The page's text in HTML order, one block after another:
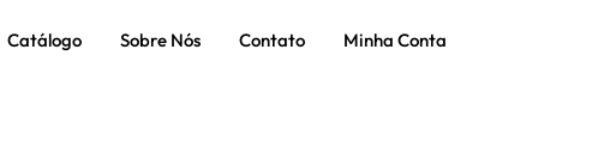
Catálogo Sobre Nós Contato Minha Conta